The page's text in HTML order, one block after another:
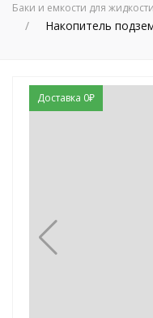
Баки и емкости для жидкости
Накопитель
Доставка 0₽